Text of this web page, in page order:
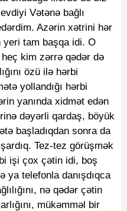
Vətənə bağlı
Azərin xətrini hər
tam başqa idi. O
kim zərrə qədər də
özü ilə hərbi
yollandığı hərbi
yanında xidmət edən
dəyərli qardaş, böyük
başladıqdan sonra da
Tez-tez görüşmək
işi çox çətin idi, boş
ya telefonla danışdıqca
nə qədər çətin
mükəmməl bir